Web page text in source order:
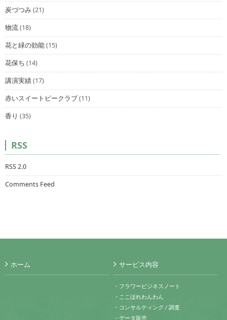
炭づつみ(21)
物流(18)
花と緑の効能(15)
花保ち (14)
講演実績(17)
赤いスイートピークラブ(11)
香り (35)
RSS
RSS 2.0
Comments Feed
ホーム サービス内容
・フラワービジネスノート
・ここほれわんわん
・コンサルティング / 調査
・データ販売